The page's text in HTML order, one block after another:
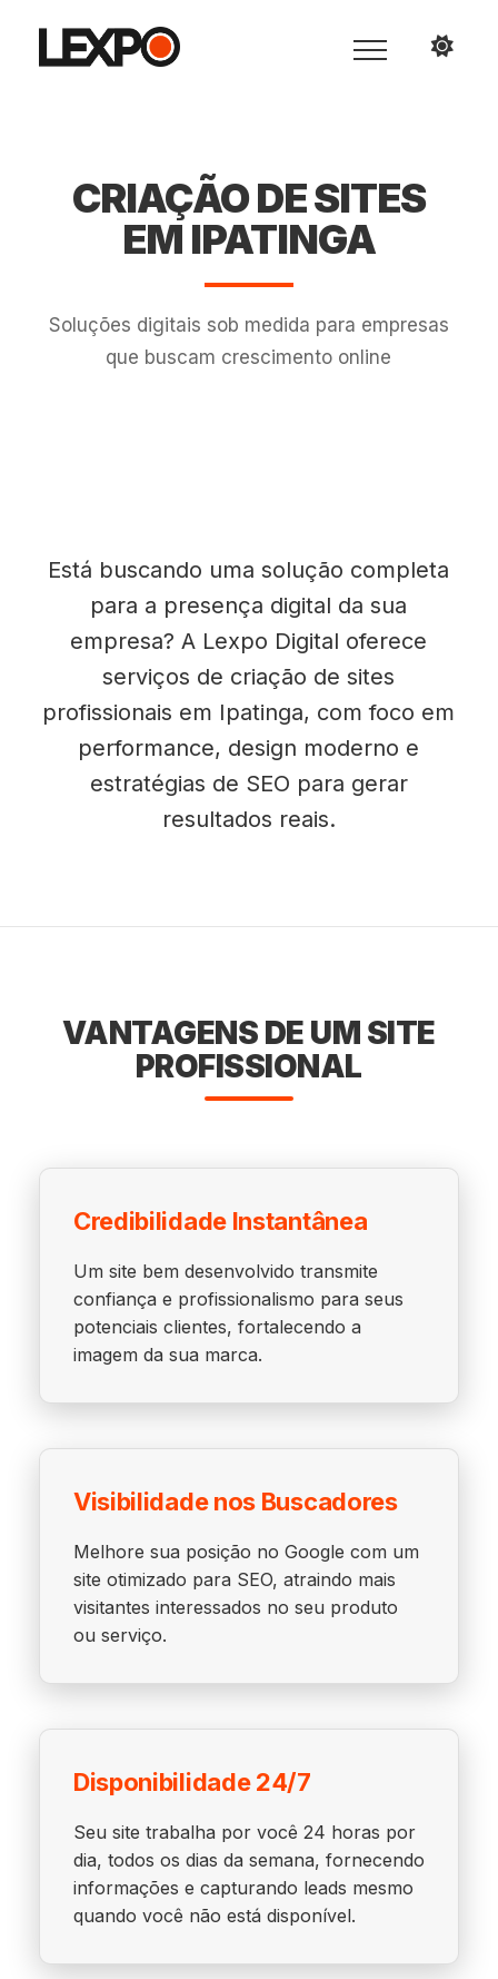
CRIAÇÃO DE SITES
EM IPATINGA
Soluções digitais sob medida para empresas
que buscam crescimento online
Está buscando uma solução completa
para a presença digital da sua
empresa? A Lexpo Digital oferece
serviços de criação de sites
profissionais em Ipatinga, com foco em
performance, design moderno e
estratégias de SEO para gerar
resultados reais.
VANTAGENS DE UM SITE
PROFISSIONAL
Credibilidade Instantânea
Um site bem desenvolvido transmite
confiança e profissionalismo para seus
potenciais clientes, fortalecendo a
imagem da sua marca.
Visibilidade nos Buscadores
Melhore sua posição no Google com um
site otimizado para SEO, atraindo mais
visitantes interessados no seu produto
ou serviço.
Disponibilidade 24/7
Seu site trabalha por você 24 horas por
dia, todos os dias da semana, fornecendo
informações e capturando leads mesmo
quando você não está disponível.